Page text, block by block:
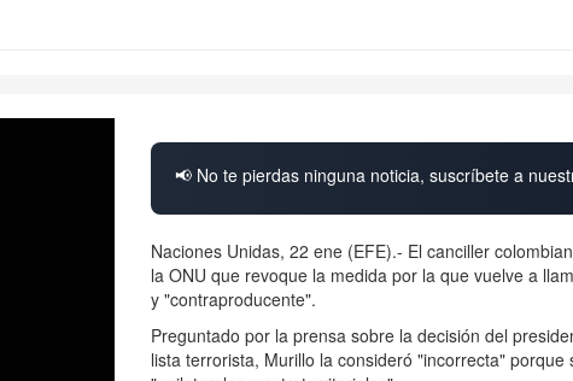
📢 No te pierdas ninguna noticia, suscríbete a
Naciones Unidas, 22 ene (EFE).- El canciller
la ONU que revoque la medida por la que vuelve a
y "contraproducente".
Preguntado por la prensa sobre la decisión del
lista terrorista, Murillo la consideró "incorrecta"